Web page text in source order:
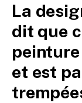
La
dit que
et est